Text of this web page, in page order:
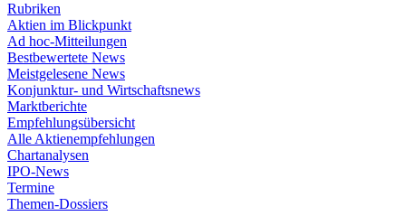
Rubriken
Aktien im Blickpunkt
Ad hoc-Mitteilungen
Bestbewertete News
Meistgelesene News
Konjunktur- und Wirtschaftsnews
Marktberichte
Empfehlungsübersicht
Alle Aktienempfehlungen
Chartanalysen
IPO-News
Termine
Themen-Dossiers